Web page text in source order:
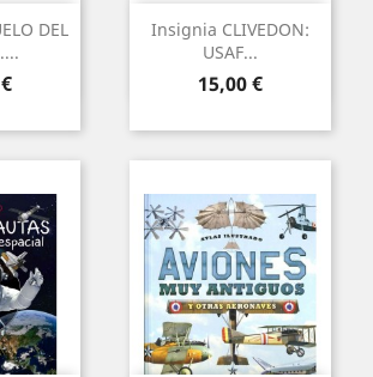
DEL
Insignia CLIVEDON:
USAF...
Precio
15,00 €